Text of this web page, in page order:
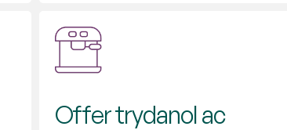
Offer trydanol ac